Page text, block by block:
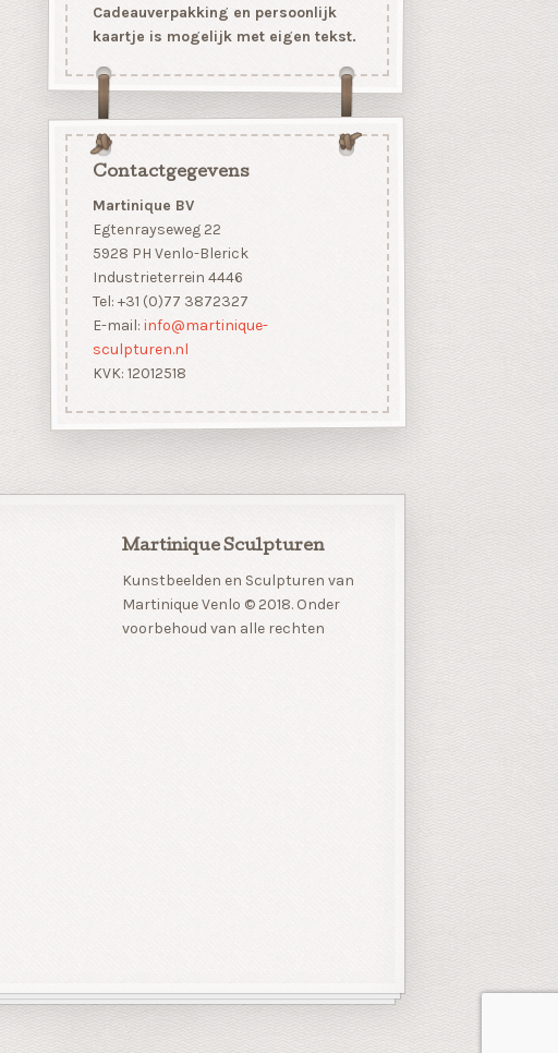
Cadeauverpakking en persoonlijk
kaartje is mogelijk met eigen tekst.
Contactgegevens
Martinique BV
Egtenrayseweg 22
5928 PH Venlo-Blerick
Industrieterrein 4446
Tel: +31 (0)77 3872327
E-mail: info@martinique-
sculpturen.nl
KVK: 12012518
Martinique Sculpturen
Kunstbeelden en Sculpturen van
Martinique Venlo © 2018. Onder
voorbehoud van alle rechten